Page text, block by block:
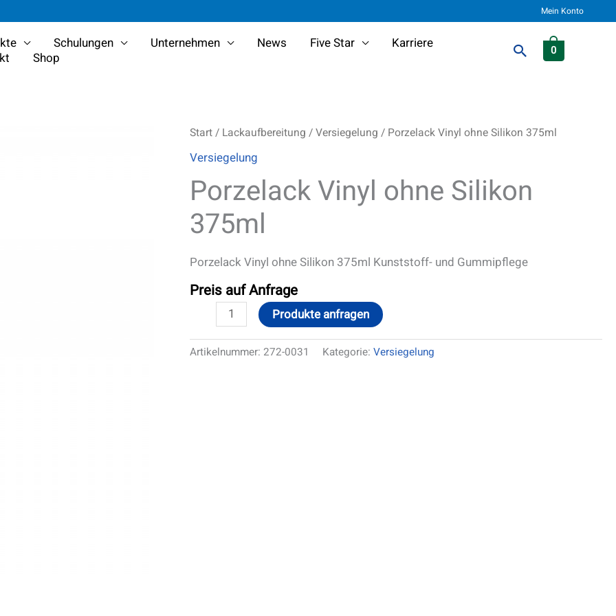
Mein Konto
Schulungen Unternehmen News Five Star
Karriere
Shop Suchen
0
Start/ Lackaufbereitung /Versiegelung / Porzelack Vinyl ohne Silikon 375ml
Versiegelung
Porzelack Vinyl ohne Silikon
375ml
Porzelack Vinyl ohne Silikon 375ml Kunststoff- und Gummipflege
Preis auf Anfrage
Porzelack
ohne
Silikon
375ml
Produkte anfragen
Artikelnummer:272-0031 Kategorie:Versiegelung